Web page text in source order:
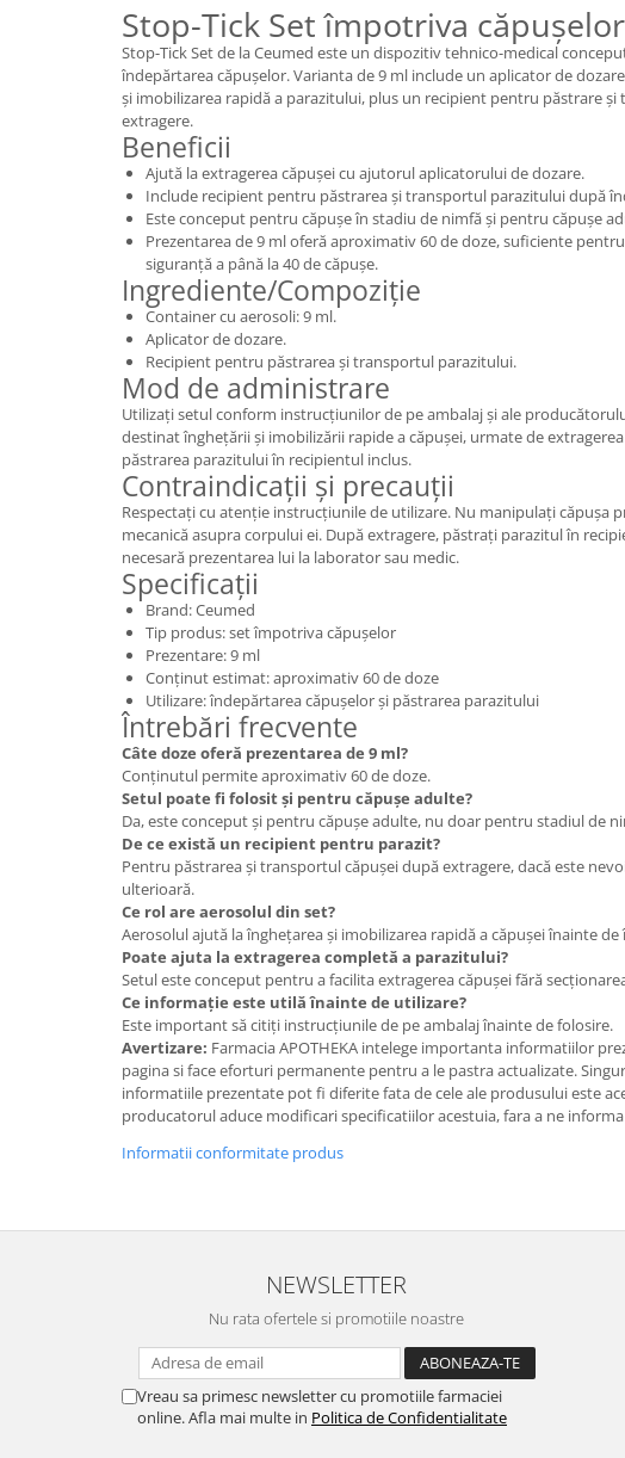
Stop-Tick Set împotriva
Stop-Tick Set de la Ceumed este un dispozitiv tehnico-medical
îndepărtarea căpușelor. Varianta de 9 ml include un aplicator de
și imobilizarea rapidă a parazitului, plus un recipient pentru păstrare
extragere.
Beneficii
Ajută la extragerea căpușei cu ajutorul aplicatorului de dozare.
Include recipient pentru păstrarea și transportul parazitului după
Este conceput pentru căpușe în stadiu de nimfă și pentru căpușe
Prezentarea de 9 ml oferă aproximativ 60 de doze, suficiente
siguranță a până la 40 de căpușe.
Ingrediente/Compoziție
Container cu aerosoli: 9 ml.
Aplicator de dozare.
Recipient pentru păstrarea și transportul parazitului.
Mod de administrare
Utilizați setul conform instrucțiunilor de pe ambalaj și ale
destinat înghețării și imobilizării rapide a căpușei, urmate de extragerea
păstrarea parazitului în recipientul inclus.
Contraindicații și precauții
Respectați cu atenție instrucțiunile de utilizare. Nu manipulați căpușa
mecanică asupra corpului ei. După extragere, păstrați parazitul în
necesară prezentarea lui la laborator sau medic.
Specificații
Brand: Ceumed
Tip produs: set împotriva căpușelor
Prezentare: 9 ml
Conținut estimat: aproximativ 60 de doze
Utilizare: îndepărtarea căpușelor și păstrarea parazitului
Întrebări frecvente
Câte doze oferă prezentarea de 9 ml?
Conținutul permite aproximativ 60 de doze.
Setul poate fi folosit și pentru căpușe adulte?
Da, este conceput și pentru căpușe adulte, nu doar pentru stadiul de
De ce există un recipient pentru parazit?
Pentru păstrarea și transportul căpușei după extragere, dacă este
ulterioară.
Ce rol are aerosolul din set?
Aerosolul ajută la înghețarea și imobilizarea rapidă a căpușei înainte
Poate ajuta la extragerea completă a parazitului?
Setul este conceput pentru a facilita extragerea căpușei fără
Ce informație este utilă înainte de utilizare?
Este important să citiți instrucțiunile de pe ambalaj înainte de folosire.
Avertizare: Farmacia APOTHEKA intelege importanta informatiilor
pagina si face eforturi permanente pentru a le pastra actualizate.
informatiile prezentate pot fi diferite fata de cele ale produsului este
producatorul aduce modificari specificatiilor acestuia, fara a ne
Informatii conformitate produs
NEWSLETTER
Nu rata ofertele si promotiile noastre
Vreau sa primesc newsletter cu promotiile farmaciei
online. Afla mai multe in Politica de Confidentialitate